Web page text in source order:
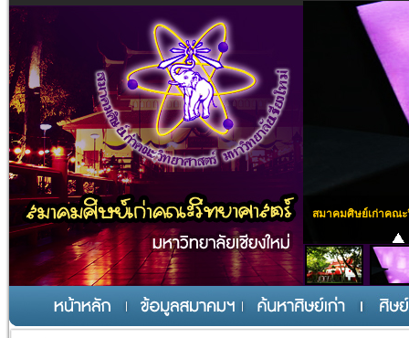
สมาคมศิษย์เก่าคณ